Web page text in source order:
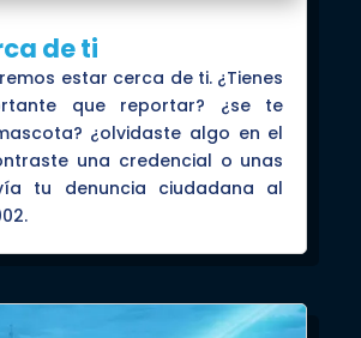
de ti
estar cerca de ti. ¿Tienes
que reportar? ¿se te
¿olvidaste algo en el
una credencial o unas
tu denuncia ciudadana al